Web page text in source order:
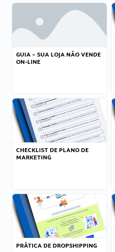
GUIA – SUA LOJA NÃO VENDE
ON-LINE
CHECKLIST DE PLANO DE
MARKETING
PRÁTICA DE DROPSHIPPING